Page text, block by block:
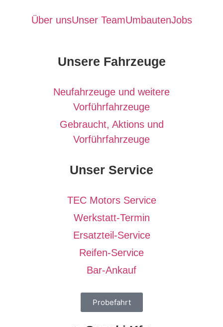
Über unsUnser TeamUmbautenJobs
Unsere Fahrzeuge
Neufahrzeuge und weitere
Vorführfahrzeuge
Gebraucht, Aktions und
Vorführfahrzeuge
Unser Service
TEC Motors Service
Werkstatt-Termin
Ersatzteil-Service
Reifen-Service
Bar-Ankauf
Probefahrt